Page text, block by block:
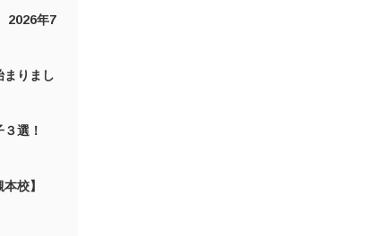
2026年7
まりまし
選！
校】